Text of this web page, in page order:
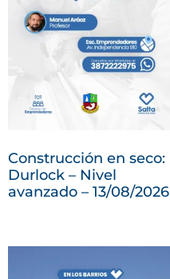
Construcción en seco:
Durlock – Nivel
avanzado – 13/08/2026